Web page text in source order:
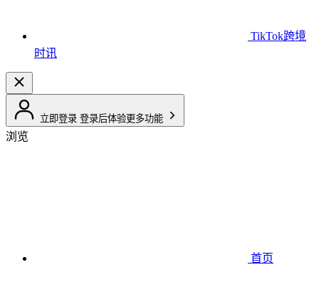
TikTok跨境
时讯
立即登录 登录后体验更多功能
浏览
首页